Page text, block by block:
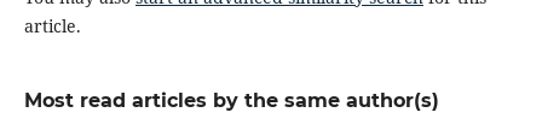
article.
Most read articles by the same author(s)